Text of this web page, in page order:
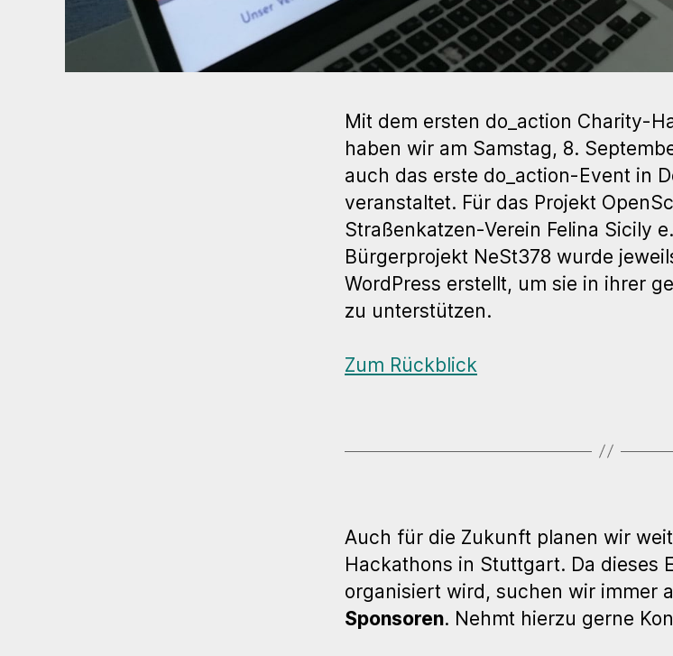
Mit dem ersten do_action Charity-
haben wir am Samstag, 8.
auch das erste do_action-Event in
veranstaltet. Für das Projekt
Straßenkatzen-Verein Felina Sicily
Bürgerprojekt NeSt378 wurde
WordPress erstellt, um sie in ihrer
zu unterstützen.
Zum Rückblick
Auch für die Zukunft planen wir
Hackathons in Stuttgart. Da dieses
organisiert wird, suchen wir immer
Sponsoren. Nehmt hierzu gerne